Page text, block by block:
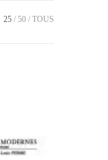
25 50 TOUS